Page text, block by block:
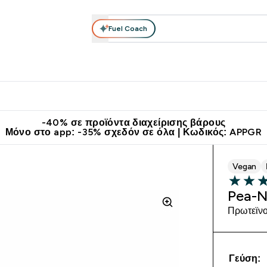
Fuel Coach
-40% σε προϊόντα διαχείρισης βάρους
Μόνο στο app: -35% σχεδόν σε όλα | Κωδικός: APPGR
Vegan
5 out of
Pea-
Γεύση: